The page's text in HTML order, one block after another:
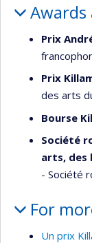
Prix
Prix
des arts
Bourse
Société
arts, des
- Société
For
Un prix